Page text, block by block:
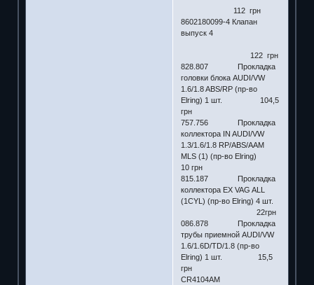
112 грн
8602180099-4 Клапан
выпуск 4
122 грн
828.807 Прокладка
головки блока AUDI/VW
1.6/1.8 ABS/RP (пр-во
Elring) 1 шт. 104,5
грн
757.756 Прокладка
коллектора IN AUDI/VW
1.3/1.6/1.8 RP/ABS/AAM
MLS (1) (пр-во Elring)
10 грн
815.187 Прокладка
коллектора EX VAG ALL
(1CYL) (пр-во Elring) 4 шт.
22грн
086.878 Прокладка
трубы приемной AUDI/VW
1.6/1.6D/TD/1.8 (пр-во
Elring) 1 шт. 15,5
грн
CR4104AM